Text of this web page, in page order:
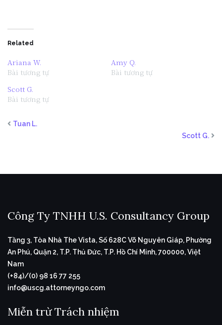
Related
Ariana W.
Bài tương tự
Amy Q.
Bài tương tự
Scott G.
Bài tương tự
Tuan L.
Scott G.
Công Ty TNHH U.S. Consultancy Group
Tầng 3, Tòa Nhà The Vista, Số 628C Võ Nguyên Giáp, Phường
An Phú, Quận 2, T.P. Thủ Đức, T.P. Hồ Chí Minh, 700000, Việt
Nam
(+84)/(0) 98 16 77 255
info@uscg.attorneyngo.com
Miễn trừ Trách nhiệm